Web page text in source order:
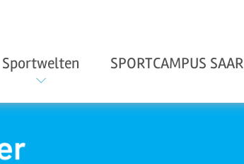
Sportwelten SPORTCAMPUS SAAR